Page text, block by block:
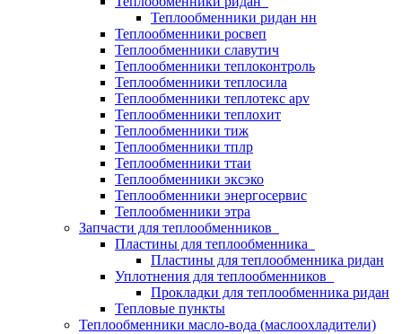
Теплообменники ридан нн
Теплообменники росвеп
Теплообменники славутич
Теплообменники теплоконтроль
Теплообменники теплосила
Теплообменники теплотекс apv
Теплообменники теплохит
Теплообменники тиж
Теплообменники тплр
Теплообменники ттаи
Теплообменники эксэко
Теплообменники энергосервис
Теплообменники этра
Запчасти для теплообменников
Пластины для теплообменника
Пластины для теплообменника ридан
Уплотнения для теплообменников
Прокладки для теплообменника ридан
Тепловые пункты
Теплообменники масло-вода (маслоохладители)